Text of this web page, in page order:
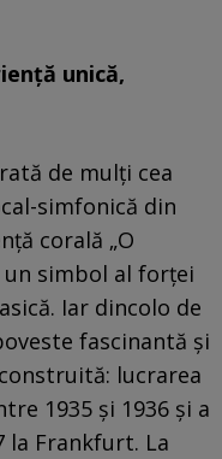
unică,
de mulţi cea
simfonică din
corală „O
un simbol al forței
Iar dincolo de
fascinantă și
lucrarea
1935 și 1936 și a
la Frankfurt. La